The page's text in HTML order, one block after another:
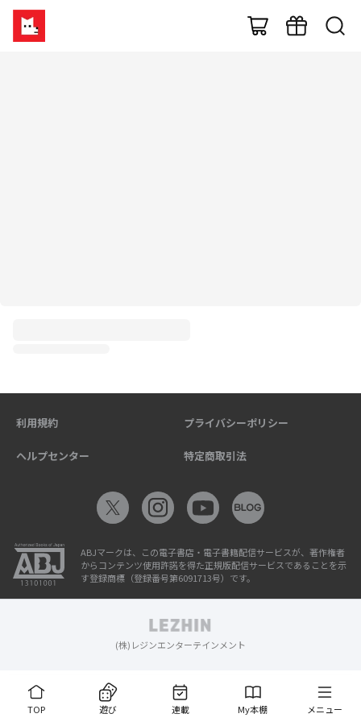
TOP 遊び 連載 My本棚 メニュー
利用規約 プライバシーポリシー
ヘルプセンター 特定商取引法
ABJマークは、この電子書店・電子書籍配信サービスが、著作権者
からコンテンツ使用許諾を得た正規版配信サービスであることを示
す登録商標（登録番号第6091713号）です。
(株)レジンエンターテインメント